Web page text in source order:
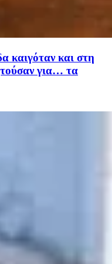
καιγόταν και στη
για… τα